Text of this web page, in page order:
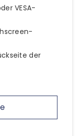
VESA-
der